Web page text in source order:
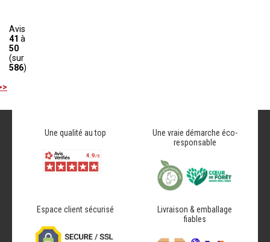
Avis
41 à
50
(sur
586)
Une qualité au top
Une vraie démarche éco-
responsable
Espace client sécurisé
Livraison & emballage
fiables